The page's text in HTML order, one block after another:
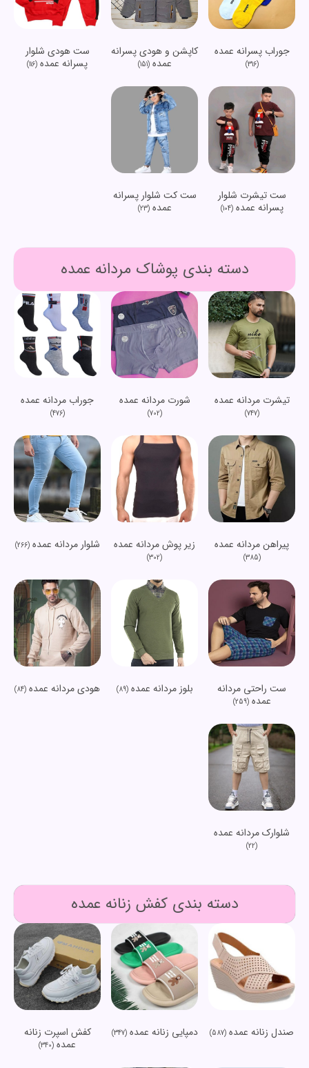
جوراب پسرانه عمده
(316)
کاپشن و هودی پسرانه
عمده(151)
ست هودی شلوار
پسرانه عمده (116)
ست تیشرت شلوار
پسرانه عمده(104)
ست کت شلوار پسرانه
عمده(23)
دسته بندی پوشاک مردانه عمده
تیشرت مردانه عمده
(747)
شورت مردانه عمده
(702)
جوراب مردانه عمده
(476)
پیراهن مردانه عمده
(385)
زیر پوش مردانه عمده
(302)
شلوار مردانه عمده(266)
ست راحتی مردانه
عمده(259)
بلوز مردانه عمده(89) هودی مردانه عمده (84)
شلوارک مردانه عمده
(22)
دسته بندی کفش زنانه عمده
صندل زنانه عمده (587) دمپایی زنانه عمده(347)
کفش اسپرت زنانه
عمده (340)